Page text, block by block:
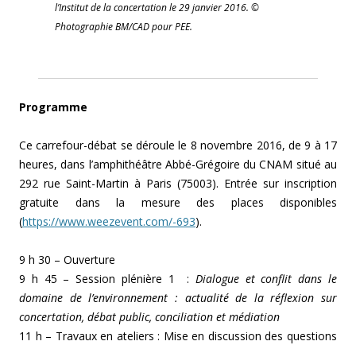
l’Institut de la concertation le 29 janvier 2016. ©
Photographie BM/CAD pour PEE.
Programme
Ce carrefour-débat se déroule le 8 novembre 2016, de 9 à 17
heures,dans l’amphithéâtre Abbé-Grégoire du CNAM situé au
292 rue Saint-Martin à Paris (75003). Entrée sur inscription
gratuite dans la mesure des places disponibles
(https://www.weezevent.com/-693).
9 h 30 – Ouverture
9 h 45 – Session plénière 1 : Dialogue et conflit dans le
domaine de l’environnement : actualité de la réflexion sur
concertation, débat public, conciliation et médiation
11 h – Travaux en ateliers : Mise en discussion des questions